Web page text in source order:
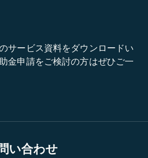
サービス資料をダウンロードい
金申請をご検討の方はぜひご一
い合わせ